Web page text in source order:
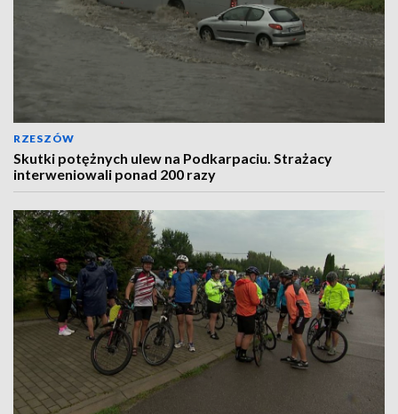
RZESZÓW
Skutki potężnych ulew na Podkarpaciu. Strażacy
interweniowali ponad 200 razy